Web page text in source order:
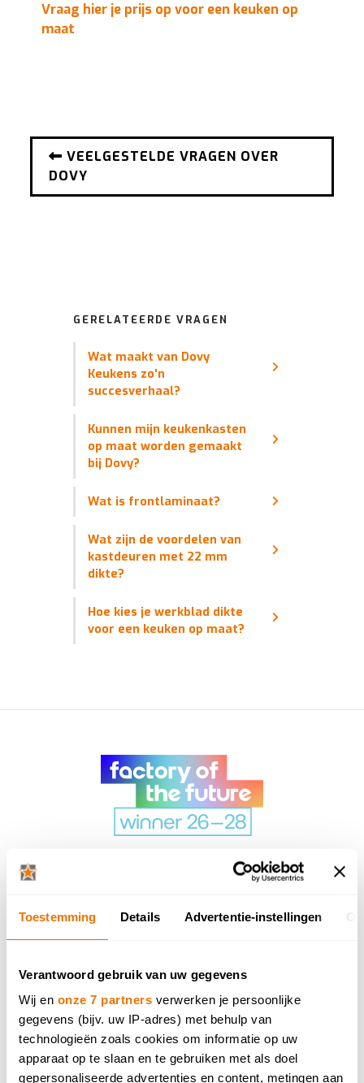
Toestemming Details Advertentie-instellingen
Verantwoord gebruik van uw gegevens
Wij en onze 7 partners verwerken je persoonlijke
gegevens (bijv. uw IP-adres) met behulp van
technologieën zoals cookies om informatie op uw
apparaat op te slaan en te gebruiken met als doel
gepersonaliseerde advertenties en content, metingen aan
Vraag hier je prijs op voor een keuken op
maat
VEELGESTELDE VRAGEN OVER
DOVY
GERELATEERDE VRAGEN
Wat maakt van Dovy
Keukens zo'n
succesverhaal?
Kunnen mijn keukenkasten
op maat worden gemaakt
bij Dovy?
Wat is frontlaminaat?
Wat zijn de voordelen van
kastdeuren met 22 mm
dikte?
Hoe kies je werkblad dikte
voor een keuken op maat?
WERKBLADEN & KEUKENBLADEN
WELKE KEUKENOPSTELLING IS HET MEEST
KEUKENS VOOR MENSEN MET BEPERKTE
MOBILITEIT
KWALITEIT